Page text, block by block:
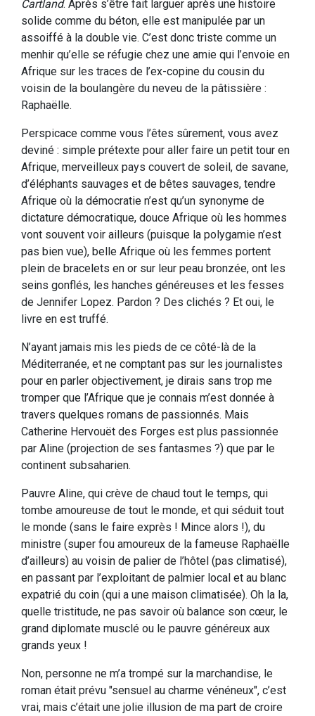
Cartland. Après s’être fait larguer après une histoire
solide comme du béton, elle est manipulée par un
assoiffé à la double vie. C’est donc triste comme un
menhir qu’elle se réfugie chez une amie qui l’envoie en
Afrique sur les traces de l’ex-copine du cousin du
voisin de la boulangère du neveu de la pâtissière :
Raphaëlle.
Perspicace comme vous l’êtes sûrement, vous avez
deviné : simple prétexte pour aller faire un petit tour en
Afrique, merveilleux pays couvert de soleil, de savane,
d’éléphants sauvages et de bêtes sauvages, tendre
Afrique où la démocratie n’est qu’un synonyme de
dictature démocratique, douce Afrique où les hommes
vont souvent voir ailleurs (puisque la polygamie n’est
pas bien vue), belle Afrique où les femmes portent
plein de bracelets en or sur leur peau bronzée, ont les
seins gonflés, les hanches généreuses et les fesses
de Jennifer Lopez. Pardon ? Des clichés ? Et oui, le
livre en est truffé.
N’ayant jamais mis les pieds de ce côté-là de la
Méditerranée, et ne comptant pas sur les journalistes
pour en parler objectivement, je dirais sans trop me
tromper que l’Afrique que je connais m’est donnée à
travers quelques romans de passionnés. Mais
Catherine Hervouët des Forges est plus passionnée
par Aline (projection de ses fantasmes ?) que par le
continent subsaharien.
Pauvre Aline, qui crève de chaud tout le temps, qui
tombe amoureuse de tout le monde, et qui séduit tout
le monde (sans le faire exprès ! Mince alors !), du
ministre (super fou amoureux de la fameuse Raphaëlle
d’ailleurs) au voisin de palier de l’hôtel (pas climatisé),
en passant par l’exploitant de palmier local et au blanc
expatrié du coin (qui a une maison climatisée). Oh la la,
quelle tristitude, ne pas savoir où balance son cœur, le
grand diplomate musclé ou le pauvre généreux aux
grands yeux !
Non, personne ne m’a trompé sur la marchandise, le
roman était prévu "sensuel au charme vénéneux", c’est
vrai, mais c’était une jolie illusion de ma part de croire